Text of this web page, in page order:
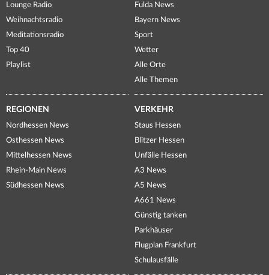
Lounge Radio
Weihnachtsradio
Meditationsradio
Top 40
Playlist
Fulda News
Bayern News
Sport
Wetter
Alle Orte
Alle Themen
REGIONEN
Nordhessen News
Osthessen News
Mittelhessen News
Rhein-Main News
Südhessen News
VERKEHR
Staus Hessen
Blitzer Hessen
Unfälle Hessen
A3 News
A5 News
A661 News
Günstig tanken
Parkhäuser
Flugplan Frankfurt
Schulausfälle